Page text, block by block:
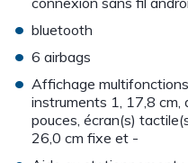
• bluetooth
• 6 airbags
• Affichage
instruments 1, 17,8
pouces, écran(s)
26,0 cm fixe et -